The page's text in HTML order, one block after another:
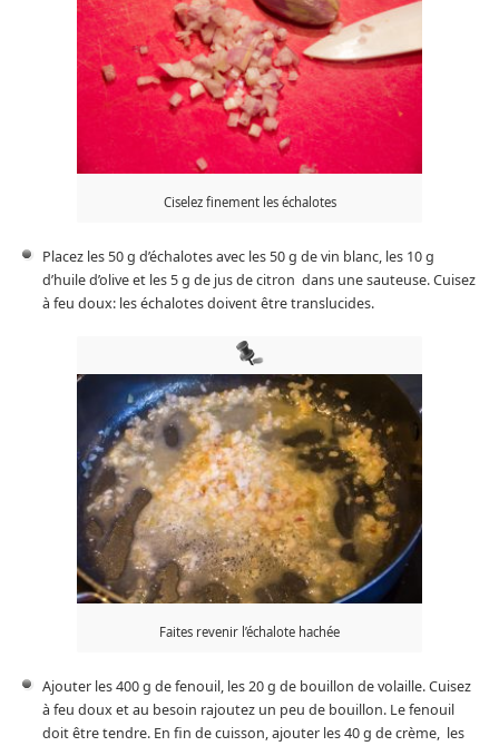
Ciselez finement les échalotes
Placez les 50 g d’échalotes avec les 50 g de vin blanc, les 10 g
d’huile d’olive et les 5 g de jus de citron dans une sauteuse. Cuisez
à feu doux: les échalotes doivent être translucides.
Faites revenir l’échalote hachée
Ajouter les 400 g de fenouil, les 20 g de bouillon de volaille. Cuisez
à feu doux et au besoin rajoutez un peu de bouillon. Le fenouil
doit être tendre. En fin de cuisson, ajouter les 40 g de crème, les